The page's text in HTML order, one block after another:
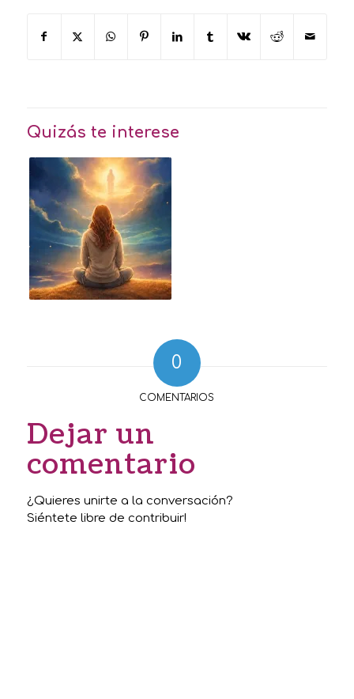
Quizás te interese
0
COMENTARIOS
Dejar un
comentario
¿Quieres unirte a la conversación?
Siéntete libre de contribuir!